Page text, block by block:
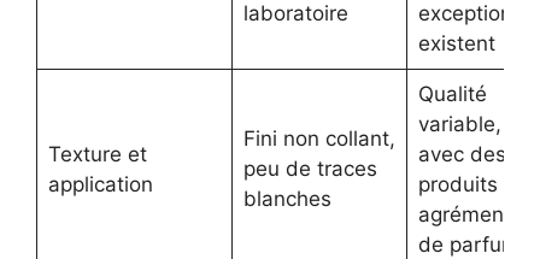
laboratoire
exceptions
existent
Texture et
application
Fini non collant,
peu de traces
blanches
Qualité
variable,
avec des
produits
agrémentés
de parfums